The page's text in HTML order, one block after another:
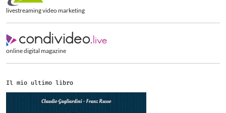
livestreaming video marketing
online digital magazine
Il mio ultimo libro